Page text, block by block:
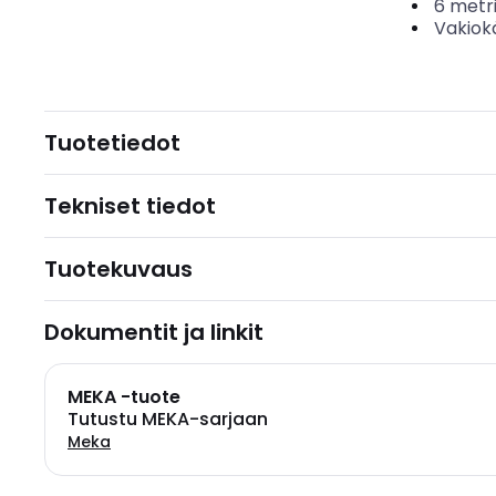
6 metri
Tuotetiedot
Tekniset tiedot
Tuotekuvaus
Dokumentit ja linkit
MEKA -tuote
Tutustu MEKA-sarjaan
Meka